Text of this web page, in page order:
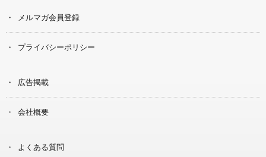
メルマガ会員登録
プライバシーポリシー
広告掲載
会社概要
よくある質問